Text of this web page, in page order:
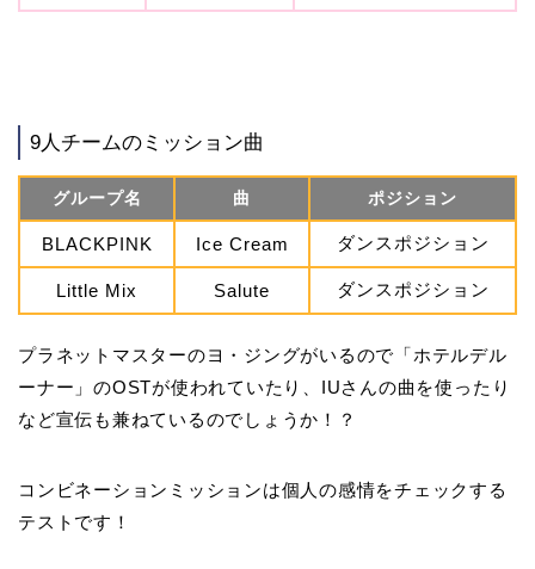
9人チームのミッション曲
グループ名 曲 ポジション
BLACKPINK Ice Cream ダンスポジション
Little Mix Salute ダンスポジション
プラネットマスターのヨ・ジングがいるので「ホテルデル
ーナー」のOSTが使われていたり、IUさんの曲を使ったり
など宣伝も兼ねているのでしょうか！？
コンビネーションミッションは個人の感情をチェックする
テストです！